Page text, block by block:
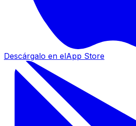
Descárgalo en elApp Store